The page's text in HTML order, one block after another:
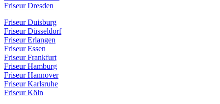
Friseur Dresden
Friseur Duisburg
Friseur Düsseldorf
Friseur Erlangen
Friseur Essen
Friseur Frankfurt
Friseur Hamburg
Friseur Hannover
Friseur Karlsruhe
Friseur Köln